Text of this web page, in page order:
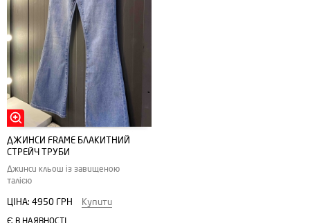
ДЖИНСИ FRAME БЛАКИТНИЙ
СТРЕЙЧ ТРУБИ
Джинси кльош із завищеною
талією
ЦІНА: 4950 ГРН Купити